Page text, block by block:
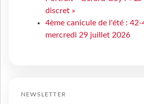
discret »
4ème canicule de l'été :
mercredi 29 juillet 2026
NEWSLETTER